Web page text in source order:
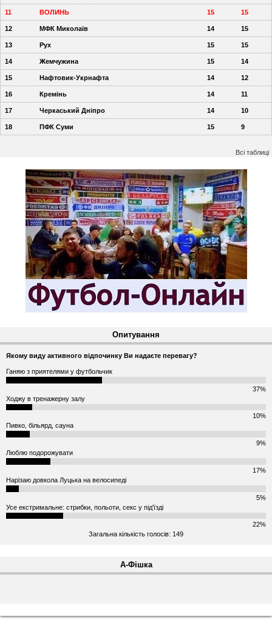
11 ВОЛИНЬ 15 15
12 МФК Миколаїв 14 15
13 Рух 15 15
14 Жемчужина 15 14
15 Нафтовик-Укрнафта 14 12
16 Кремінь 14 11
17 Черкаський Дніпро 14 10
18 ПФК Суми 15 9
Всі таблиці
Опитування
Якому виду активного відпочинку Ви надаєте перевагу?
Ганяю з приятелями у футбольчик
37%
Ходжу в тренажерну залу
10%
Пивко, більярд, сауна
9%
Люблю подорожувати
17%
Нарізаю довкола Луцька на велосипеді
5%
Усе екстримальне: стрибки, польоти, секс у під'їзді
22%
Загальна кількість голосів: 149
А-Фішка